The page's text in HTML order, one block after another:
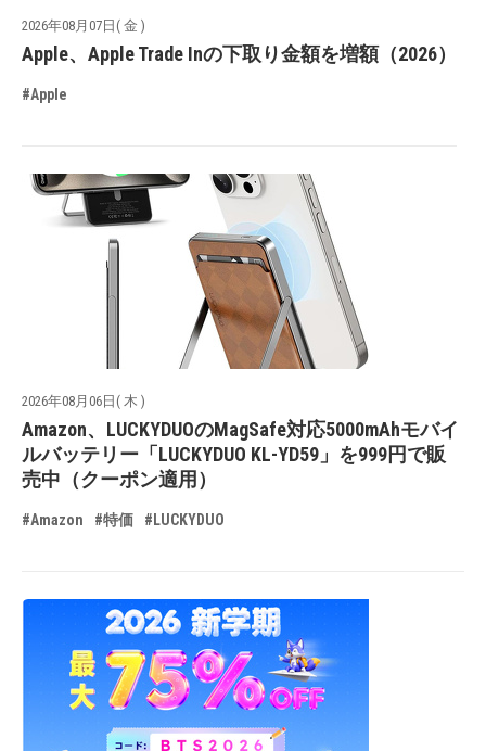
2026年08月07日( 金 )
Apple、Apple Trade Inの下取り金額を増額（2026）
#Apple
2026年08月06日( 木 )
Amazon、LUCKYDUOのMagSafe対応5000mAhモバイ
ルバッテリー「LUCKYDUO KL-YD59」を999円で販
売中（クーポン適用）
#Amazon #特価 #LUCKYDUO